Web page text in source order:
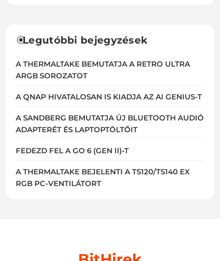
Legutóbbi bejegyzések
A THERMALTAKE BEMUTATJA A RETRO ULTRA
ARGB SOROZATOT
A QNAP HIVATALOSAN IS KIADJA AZ AI GENIUS-T
A SANDBERG BEMUTATJA ÚJ BLUETOOTH AUDIÓ
ADAPTERÉT ÉS LAPTOPTÖLTŐIT
FEDEZD FEL A GO 6 (GEN II)-T
A THERMALTAKE BEJELENTI A TS120/TS140 EX
RGB PC-VENTILÁTORT